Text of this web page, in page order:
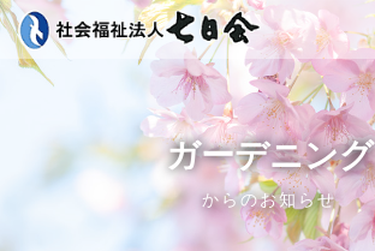
コ
ン
ナ
ビ
ガーデニング
からのお知らせ